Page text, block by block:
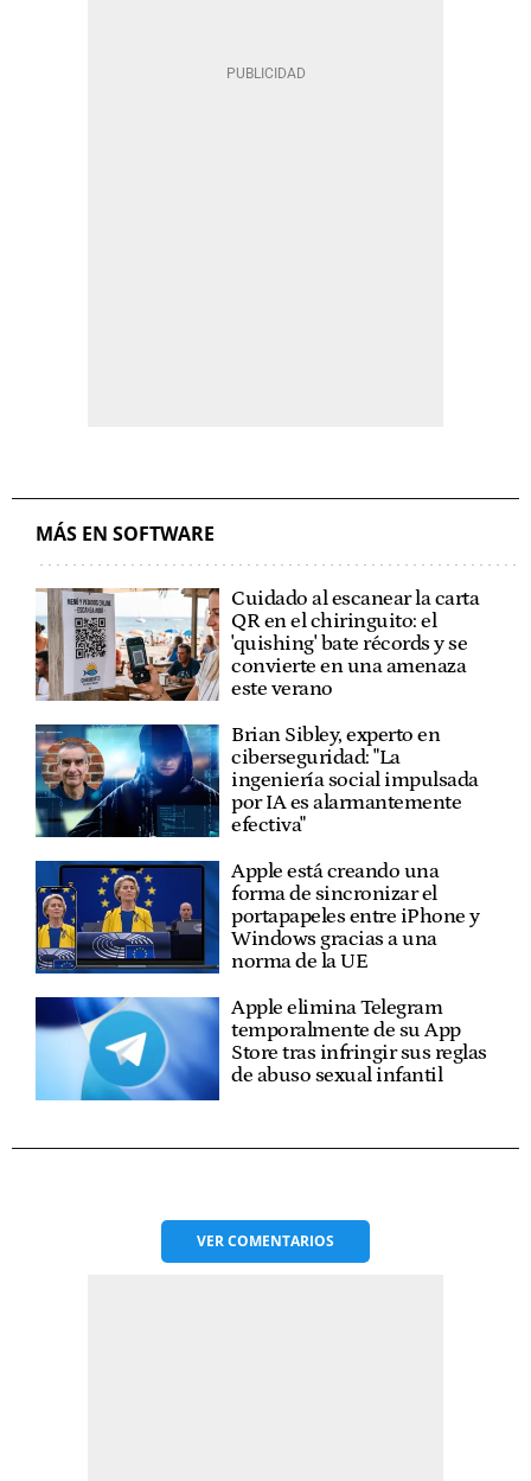
MÁS EN SOFTWARE
Cuidado al escanear la carta
QR en el chiringuito: el
'quishing' bate récords y se
convierte en una amenaza
este verano
Brian Sibley, experto en
ciberseguridad: "La
ingeniería social impulsada
por IA es alarmantemente
efectiva"
Apple está creando una
forma de sincronizar el
portapapeles entre iPhone y
Windows gracias a una
norma de la UE
Apple elimina Telegram
temporalmente de su App
Store tras infringir sus reglas
de abuso sexual infantil
VERCOMENTARIOS